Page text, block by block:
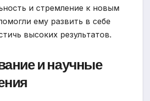
и стремление к новым
ему развить в себе
высоких результатов.
и научные